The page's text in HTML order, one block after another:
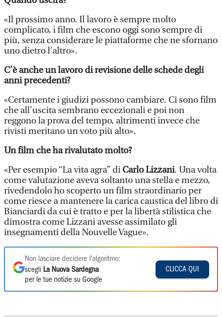
«Il prossimo anno. Il lavoro è sempre molto
complicato, i film che escono oggi sono sempre di
più, senza considerare le piattaforme che ne sfornano
uno dietro l’altro».
C’è anche un lavoro di revisione delle schede degli
anni precedenti?
«Certamente i giudizi possono cambiare. Ci sono film
che all’uscita sembrano eccezionali e poi non
reggono la prova del tempo, altrimenti invece che
rivisti meritano un voto più alto».
Un film che ha rivalutato molto?
«Per esempio “La vita agra” di Carlo Lizzani. Una volta
come valutazione aveva soltanto una stella e mezzo,
rivedendolo ho scoperto un film straordinario per
come riesce a mantenere la carica caustica del libro di
Bianciardi da cui è tratto e per la libertà stilistica che
dimostra come Lizzani avesse assimilato gli
insegnamenti della Nouvelle Vague».
Non lasciare decidere l'algoritmo:
scegli La Nuova Sardegna
per le tue notizie su Google
CLICCA QUI